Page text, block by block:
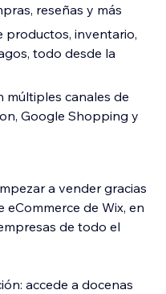
reseñas y más
productos, inventario,
todo desde la
múltiples canales de
Google Shopping y
a vender gracias
de Wix, en
de todo el
accede a docenas